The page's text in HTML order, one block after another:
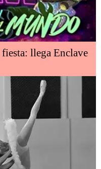
llega Enclave